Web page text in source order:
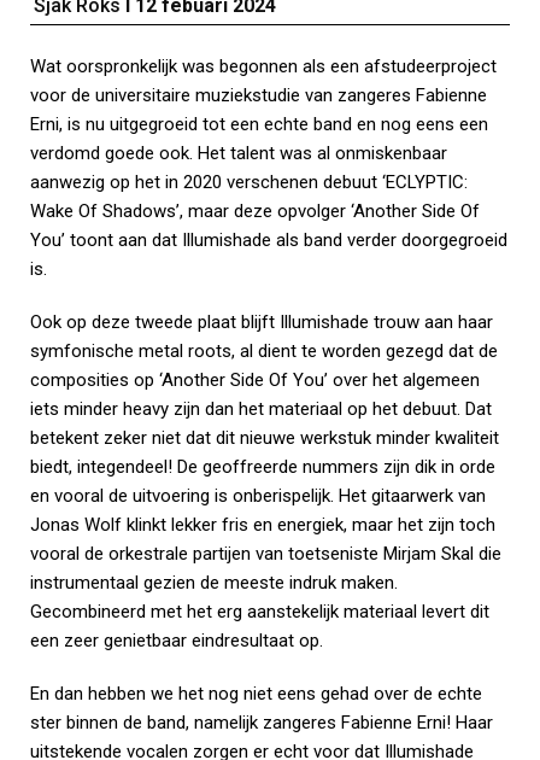
Sjak Roks I 12 febuari 2024
Wat oorspronkelijk was begonnen als een afstudeerproject
voor de universitaire muziekstudie van zangeres Fabienne
Erni, is nu uitgegroeid tot een echte band en nog eens een
verdomd goede ook. Het talent was al onmiskenbaar
aanwezig op het in 2020 verschenen debuut ‘ECLYPTIC:
Wake Of Shadows’, maar deze opvolger ‘Another Side Of
You’ toont aan dat Illumishade als band verder doorgegroeid
is.
Ook op deze tweede plaat blijft Illumishade trouw aan haar
symfonische metal roots, al dient te worden gezegd dat de
composities op ‘Another Side Of You’ over het algemeen
iets minder heavy zijn dan het materiaal op het debuut. Dat
betekent zeker niet dat dit nieuwe werkstuk minder kwaliteit
biedt, integendeel! De geoffreerde nummers zijn dik in orde
en vooral de uitvoering is onberispelijk. Het gitaarwerk van
Jonas Wolf klinkt lekker fris en energiek, maar het zijn toch
vooral de orkestrale partijen van toetseniste Mirjam Skal die
instrumentaal gezien de meeste indruk maken.
Gecombineerd met het erg aanstekelijk materiaal levert dit
een zeer genietbaar eindresultaat op.
En dan hebben we het nog niet eens gehad over de echte
ster binnen de band, namelijk zangeres Fabienne Erni! Haar
uitstekende vocalen zorgen er echt voor dat Illumishade